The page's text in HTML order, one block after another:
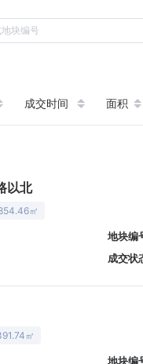
成交时间 面积
以北
㎡
地块编
成交状
㎡
地块编